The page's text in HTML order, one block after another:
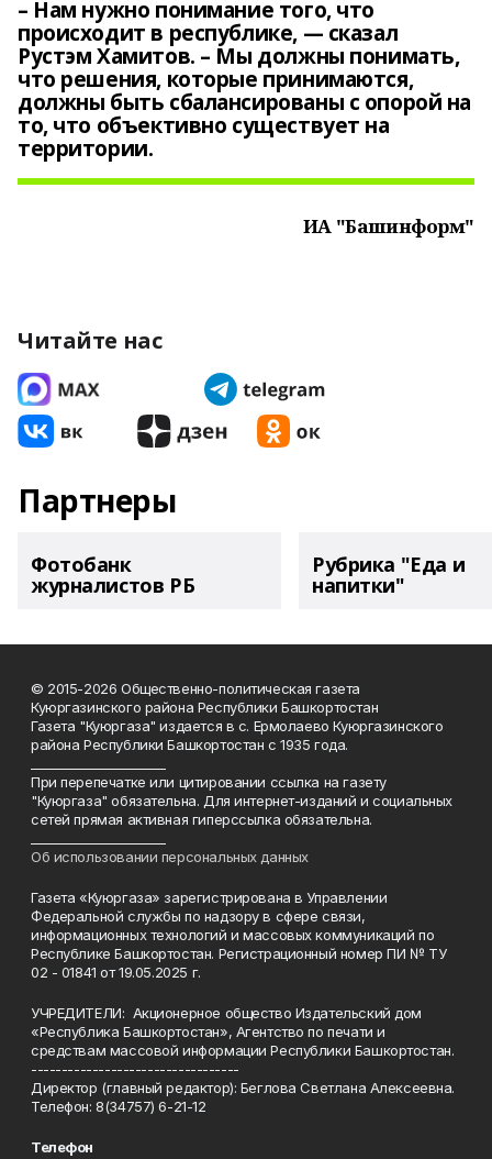
– Нам нужно понимание того, что
происходит в республике, — сказал
Рустэм Хамитов. – Мы должны понимать,
что решения, которые принимаются,
должны быть сбалансированы с опорой на
то, что объективно существует на
территории.
ИА "Башинформ"
Читайте нас
Партнеры
Фотобанк
журналистов РБ
Рубрика "Еда и
напитки"
© 2015-2026 Общественно-политическая газета
Куюргазинского района Республики Башкортостан
Газета "Куюргаза" издается в с. Ермолаево Куюргазинского
района Республики Башкортостан с 1935 года.
При перепечатке или цитировании ссылка на газету
"Куюргаза" обязательна. Для интернет-изданий и социальных
сетей прямая активная гиперссылка обязательна.
Об использовании персональных данных
Газета «Куюргаза» зарегистрирована в Управлении
Федеральной службы по надзору в сфере связи,
информационных технологий и массовых коммуникаций по
Республике Башкортостан. Регистрационный номер ПИ № ТУ
02 - 01841 от 19.05.2025 г.
УЧРЕДИТЕЛИ: Акционерное общество Издательский дом
«Республика Башкортостан», Агентство по печати и
средствам массовой информации Республики Башкортостан.
----------------------------------
Директор (главный редактор): Беглова Светлана Алексеевна.
Телефон: 8(34757) 6-21-12
Телефон